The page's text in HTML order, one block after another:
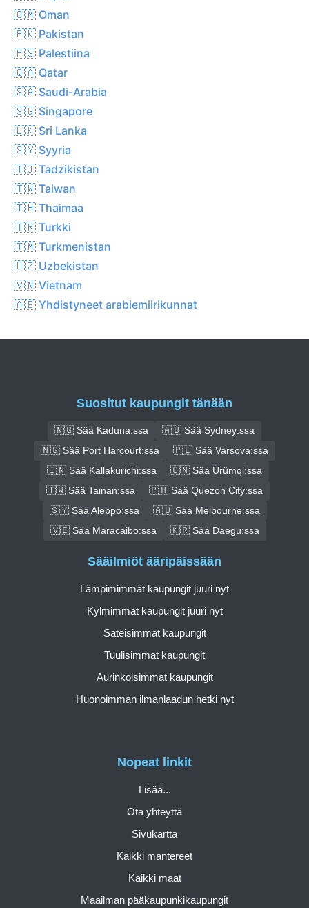
🇴🇲 Oman
🇵🇰 Pakistan
🇵🇸 Palestiina
🇶🇦 Qatar
🇸🇦 Saudi-Arabia
🇸🇬 Singapore
🇱🇰 Sri Lanka
🇸🇾 Syyria
🇹🇯 Tadzikistan
🇹🇼 Taiwan
🇹🇭 Thaimaa
🇹🇷 Turkki
🇹🇲 Turkmenistan
🇺🇿 Uzbekistan
🇻🇳 Vietnam
🇦🇪 Yhdistyneet arabiemiirikunnat
Suositut kaupungit tänään
🇳🇬 Sää Kaduna:ssa
🇦🇺 Sää Sydney:ssa
🇳🇬 Sää Port Harcourt:ssa
🇵🇱 Sää Varsova:ssa
🇮🇳 Sää Kallakurichi:ssa
🇨🇳 Sää Ürümqi:ssa
🇹🇼 Sää Tainan:ssa
🇵🇭 Sää Quezon City:ssa
🇸🇾 Sää Aleppo:ssa
🇦🇺 Sää Melbourne:ssa
🇻🇪 Sää Maracaibo:ssa
🇰🇷 Sää Daegu:ssa
Nopeat linkit
Lisää...
Ota yhteyttä
Sivukartta
Kaikki mantereet
Kaikki maat
Maailman pääkaupunkikaupungit
Sääilmiöt ääripäissään
Lämpimimmät kaupungit juuri nyt
Kylmimmät kaupungit juuri nyt
Sateisimmat kaupungit
Tuulisimmat kaupungit
Aurinkoisimmat kaupungit
Huonoimman ilmanlaadun hetki nyt